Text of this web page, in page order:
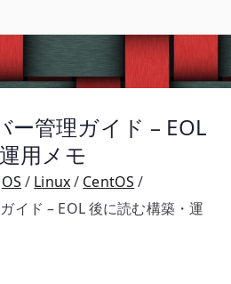
ー管理ガイド – EOL
用メモ
OS Linux
CentOS
イド – EOL 後に読む構築・運